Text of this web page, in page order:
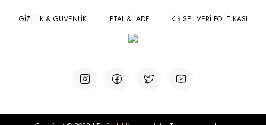
GİZLİLİK & GÜVENLİK İPTAL & İADE KİŞİSEL VERİ POLİTİKASI